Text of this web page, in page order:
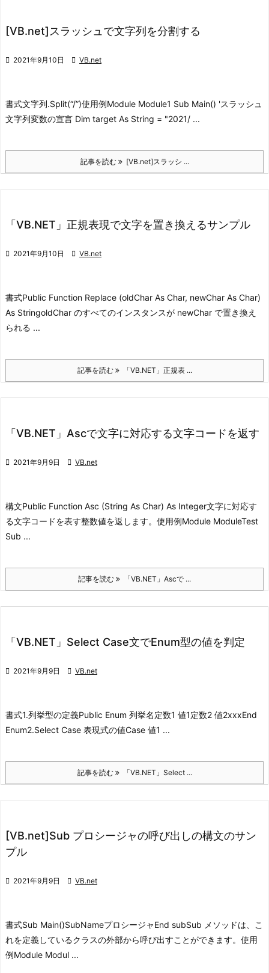
[VB.net]スラッシュで文字列を分割する
 2021年9月10日  VB.net
書式文字列.Split(“/”)使用例Module Module1 Sub Main() 'スラッシュ
文字列変数の宣言 Dim target As String = "2021/ ...
記事を読む [VB.net]スラッシ ...
「VB.NET」正規表現で文字を置き換えるサンプル
 2021年9月10日  VB.net
書式Public Function Replace (oldChar As Char, newChar As Char)
As StringoldChar のすべてのインスタンスが newChar で置き換え
られる ...
記事を読む 「VB.NET」正規表 ...
「VB.NET」Ascで文字に対応する文字コードを返す
 2021年9月9日  VB.net
構文Public Function Asc (String As Char) As Integer文字に対応す
る文字コードを表す整数値を返します。 使用例Module ModuleTest
Sub ...
記事を読む 「VB.NET」Ascで ...
「VB.NET」Select Case文でEnum型の値を判定
 2021年9月9日  VB.net
書式1.列挙型の定義Public Enum 列挙名定数1 値1定数2 値2xxxEnd
Enum2.Select Case 表現式の値Case 値1 ...
記事を読む 「VB.NET」Select ...
[VB.net]Sub プロシージャの呼び出しの構文のサン
プル
 2021年9月9日  VB.net
書式Sub Main()SubNameプロシージャEnd subSub メソッドは、こ
れを定義しているクラスの外部から呼び出すことができます。 使用
例Module Modul ...